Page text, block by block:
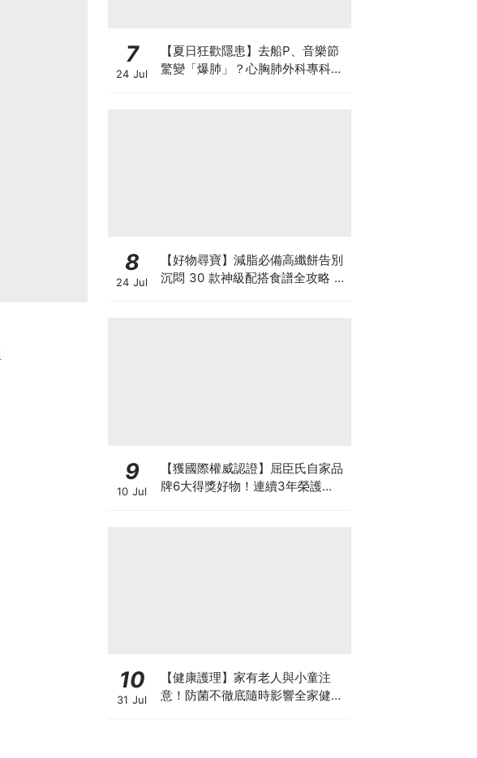
7
24 Jul
【夏日狂歡隱患】去船P、音樂節
驚變「爆肺」？心胸肺外科專科醫
8
24 Jul
【好物尋寶】減脂必備高纖餅告別
沉悶 30 款神級配搭食譜全攻略 日
9
10 Jul
【獲國際權威認證】屈臣氏自家品
牌6大得獎好物！連續3年榮護
10
31 Jul
【健康護理】家有老人與小童注
意！防菌不徹底隨時影響全家健康